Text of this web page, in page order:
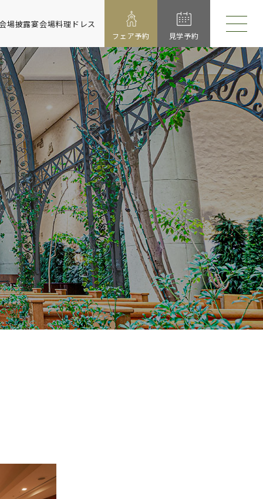
場披露宴会場料理 ドレス
フェア予約 見学予約